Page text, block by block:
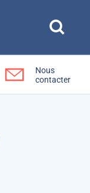
Nous
contacter